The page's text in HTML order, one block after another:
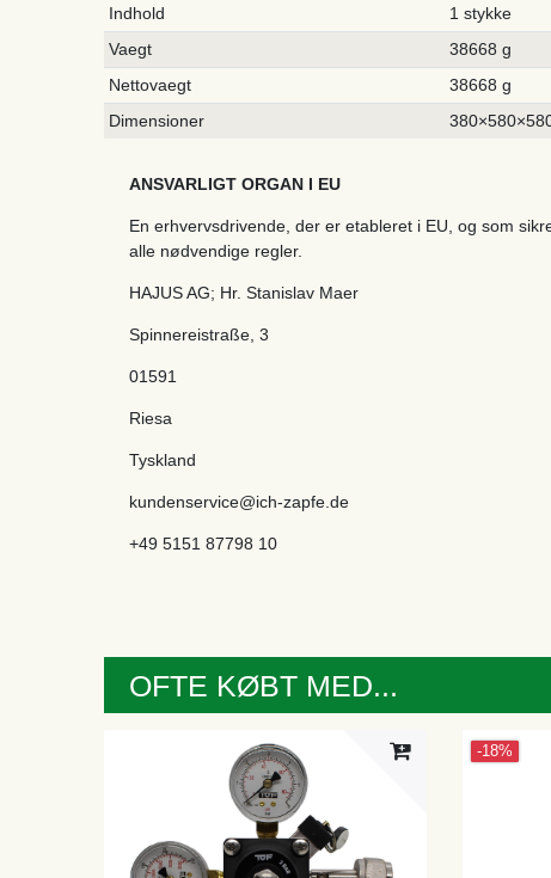
Indhold
1 stykke
Vaegt
38668 g
Nettovaegt
38668 g
Dimensioner
ANSVARLIGT ORGAN I EU
En erhvervsdrivende, der er etableret i EU, og som
alle nødvendige regler.
HAJUS AG; Hr. Stanislav Maer
Spinnereistraße, 3
01591
Riesa
Tyskland
kundenservice@ich-zapfe.de
+49 5151 87798 10
OFTE KØBT MED...
-18%